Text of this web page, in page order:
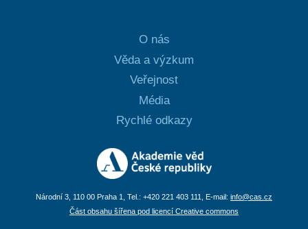
O nás
Věda a výzkum
Veřejnost
Média
Rychlé odkazy
Národní 3, 110 00 Praha 1, Tel.: +420 221 403 111, E-mail: info@cas.cz
Část obsahu šířena pod licencí Creative commons